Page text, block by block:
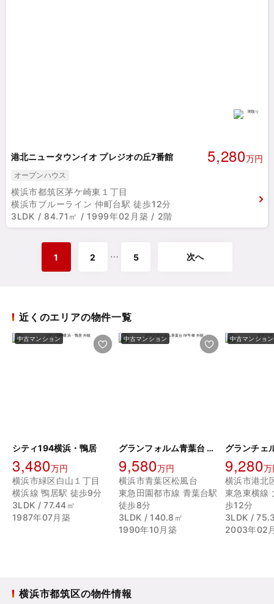
港北ニュータウンイオ プレジオの丘7番館 5,280万円
オープンハウス
横浜市都筑区茅ケ崎東１丁目
横浜市ブルーライン 仲町台駅 徒歩12分
3LDK / 84.71㎡ / 1999年02月築 / 2階
1 2 ⋯ 5 次へ
近くのエリアの物件一覧
中古マンション
シティ194横浜・鴨居
3,480万円
横浜市緑区白山１丁目
横浜線 鴨居駅 徒歩9分
3LDK / 77.44㎡
1987年07月築
中古マンション
グランフォルム青葉台 Ⅳ号棟
9,580万円
横浜市青葉区松風台
東急田園都市線 青葉台駅
徒歩8分
3LDK / 140.8㎡
1990年10月築
中古マンション
グランチェ
9,280万
東急東横線
歩12分
3LDK /
2003年02
横浜市都筑区の物件情報